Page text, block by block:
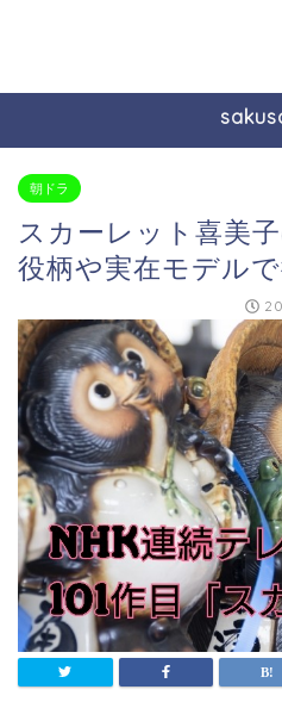
朝ドラ
スカーレット喜美
役柄や実在モデルで